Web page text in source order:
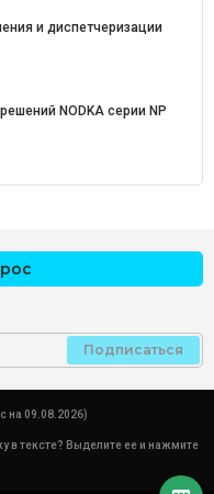
и диспетчеризации
NODKA серии NP
Подписаться
на 09.08.2026)
в тексте? Выделите ее и нажмите